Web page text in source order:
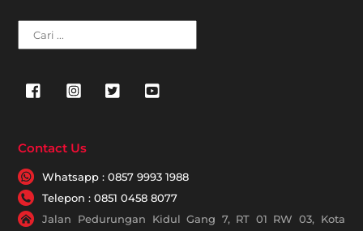
Contact Us
Whatsapp : 0857 9993 1988
Telepon : 0851 0458 8077
Jalan Pedurungan Kidul Gang 7, RT 01 RW 03, Kota